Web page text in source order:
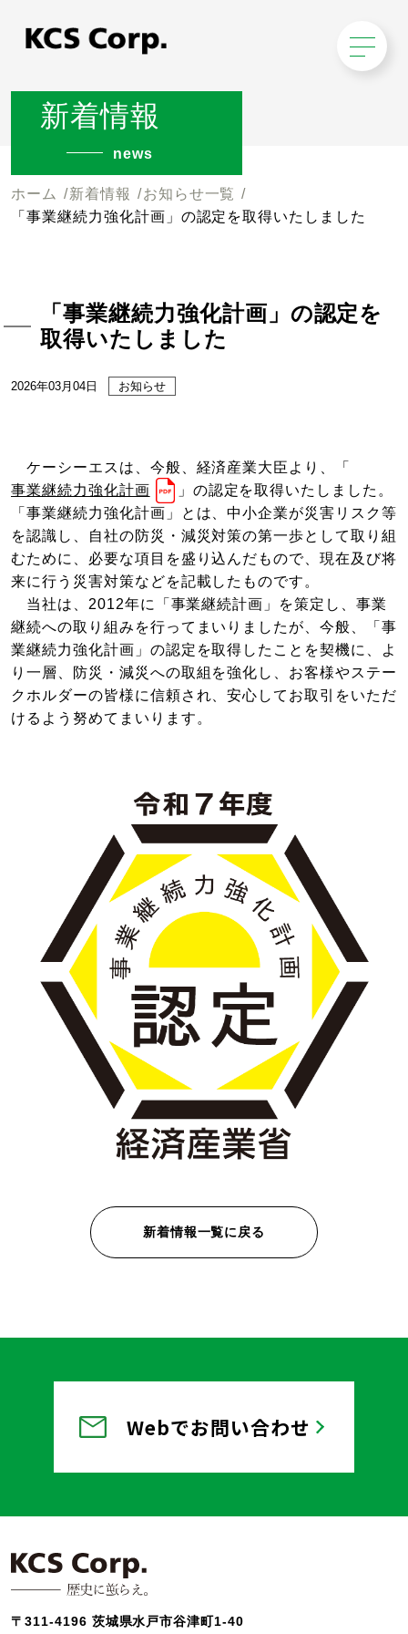
新着情報
news
ホーム 新着情報
お知らせ一覧
「事業継続力強化計画」の認定を取得いたしました
「事業継続力強化計画」の認定を
取得いたしました
2026年03月04日 お知らせ
ケーシーエスは、今般、経済産業大臣より、「
事業継続力強化計画
」の認定を取得いたしました。
「事業継続力強化計画」とは、中小企業が災害リスク等
を認識し、自社の防災・減災対策の第一歩として取り組
むために、必要な項目を盛り込んだもので、現在及び将
来に行う災害対策などを記載したものです。
当社は、2012年に「事業継続計画」を策定し、事業
継続への取り組みを行ってまいりましたが、今般、「事
業継続力強化計画」の認定を取得したことを契機に、よ
り一層、防災・減災への取組を強化し、お客様やステー
クホルダーの皆様に信頼され、安心してお取引をいただ
けるよう努めてまいります。
新着情報一覧に戻る
Webでお問い合わせ
〒311-4196 茨城県水戸市谷津町1-40